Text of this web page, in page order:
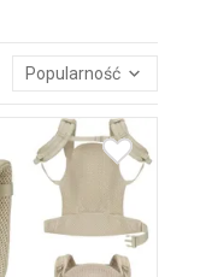
Popularność